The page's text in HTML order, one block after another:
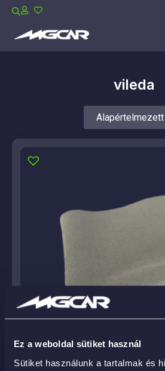
Ez a weboldal sütiket használ
Sütiket használunk a tartalmak és
vileda